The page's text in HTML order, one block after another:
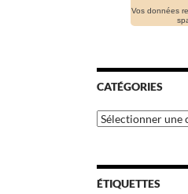
Vos données
CATÉGORIES
Catégories
ÉTIQUETTES